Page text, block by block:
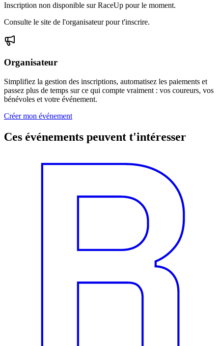
Inscription non disponible sur RaceUp pour le moment.
Consulte le site de l'organisateur pour t'inscrire.
Organisateur
Simplifiez la gestion des inscriptions, automatisez les paiements et
passez plus de temps sur ce qui compte vraiment : vos coureurs, vos
bénévoles et votre événement.
Créer mon événement
Ces événements peuvent t'intéresser